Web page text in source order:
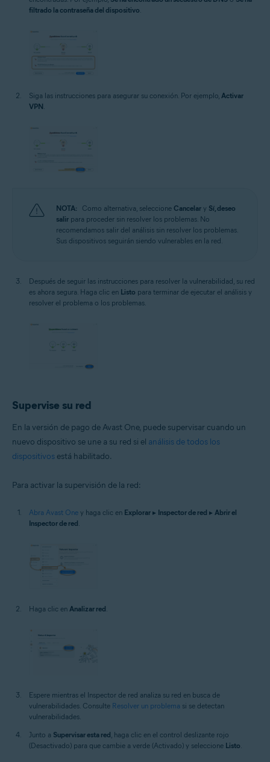
filtrado la contraseña del dispositivo.
Siga las instrucciones para asegurar su conexión. Por ejemplo, Activar
VPN.
NOTA: Como alternativa, seleccione Cancelar y Sí, deseo
salir para proceder sin resolver los problemas. No
recomendamos salir del análisis sin resolver los problemas.
Sus dispositivos seguirán siendo vulnerables en la red.
Después de seguir las instrucciones para resolver la vulnerabilidad, su red
es ahora segura. Haga clic en Listo para terminar de ejecutar el análisis y
resolver el problema o los problemas.
Supervise su red
En la versión de pago de Avast One, puede supervisar cuando un
nuevo dispositivo se une a su red si el análisis de todos los
dispositivos está habilitado.
Para activar la supervisión de la red:
Abra Avast One y haga clic en Explorar ▸ Inspector de red ▸ Abrir el
Inspector de red
Haga clic en Analizar red.
Espere mientras el Inspector de red analiza su red en busca de
vulnerabilidades. Consulte Resolver un problema si se detectan
vulnerabilidades.
Junto a Supervisar esta red , haga clic en el control deslizante rojo
(Desactivado) para que cambie a verde (Activado) y seleccione Listo